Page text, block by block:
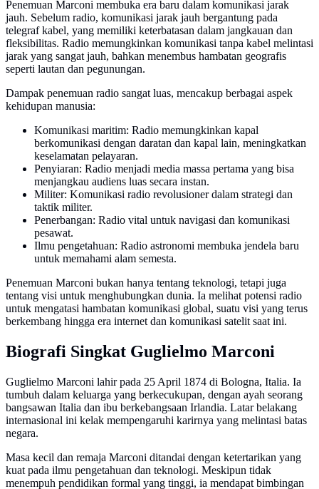
Penemuan Marconi membuka era baru dalam komunikasi jarak
jauh. Sebelum radio, komunikasi jarak jauh bergantung pada
telegraf kabel, yang memiliki keterbatasan dalam jangkauan dan
fleksibilitas. Radio memungkinkan komunikasi tanpa kabel melintasi
jarak yang sangat jauh, bahkan menembus hambatan geografis
seperti lautan dan pegunungan.
Dampak penemuan radio sangat luas, mencakup berbagai aspek
kehidupan manusia:
Komunikasi maritim: Radio memungkinkan kapal
berkomunikasi dengan daratan dan kapal lain, meningkatkan
keselamatan pelayaran.
Penyiaran: Radio menjadi media massa pertama yang bisa
menjangkau audiens luas secara instan.
Militer: Komunikasi radio revolusioner dalam strategi dan
taktik militer.
Penerbangan: Radio vital untuk navigasi dan komunikasi
pesawat.
Ilmu pengetahuan: Radio astronomi membuka jendela baru
untuk memahami alam semesta.
Penemuan Marconi bukan hanya tentang teknologi, tetapi juga
tentang visi untuk menghubungkan dunia. Ia melihat potensi radio
untuk mengatasi hambatan komunikasi global, suatu visi yang terus
berkembang hingga era internet dan komunikasi satelit saat ini.
Biografi Singkat Guglielmo Marconi
Guglielmo Marconi lahir pada 25 April 1874 di Bologna, Italia. Ia
tumbuh dalam keluarga yang berkecukupan, dengan ayah seorang
bangsawan Italia dan ibu berkebangsaan Irlandia. Latar belakang
internasional ini kelak mempengaruhi karirnya yang melintasi batas
negara.
Masa kecil dan remaja Marconi ditandai dengan ketertarikan yang
kuat pada ilmu pengetahuan dan teknologi. Meskipun tidak
menempuh pendidikan formal yang tinggi, ia mendapat bimbingan